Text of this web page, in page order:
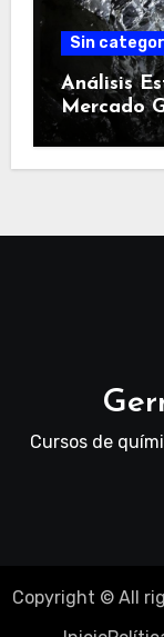
Sin
Análisis
Mercado
2030):
Cursos de
Copyright © All